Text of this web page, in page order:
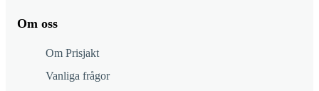
Om oss
Om Prisjakt
Vanliga frågor